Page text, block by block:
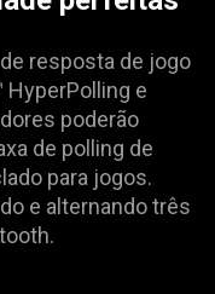
resposta de jogo
e
poderão
de polling de
para jogos.
e alternando três